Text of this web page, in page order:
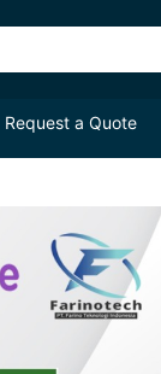
Request a Quote